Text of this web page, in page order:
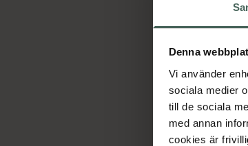
Denna
Vi använder
sociala medier
till de sociala
med annan
cookies är